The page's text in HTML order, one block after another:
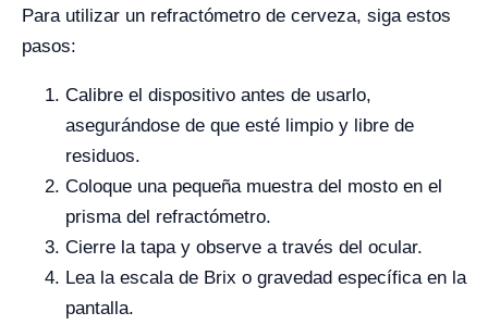
Para utilizar un refractómetro de cerveza, siga estos
pasos:
Calibre el dispositivo antes de usarlo,
asegurándose de que esté limpio y libre de
residuos.
Coloque una pequeña muestra del mosto en el
prisma del refractómetro.
Cierre la tapa y observe a través del ocular.
Lea la escala de Brix o gravedad específica en la
pantalla.